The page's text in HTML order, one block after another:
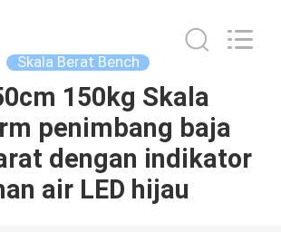
Skala Berat Bench
150kg Skala
penimbang baja
dengan indikator
air LED hijau